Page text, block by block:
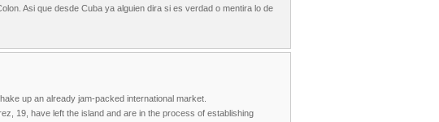
Asi que desde Cuba ya alguien dira si es verdad o mentira lo de
up an already jam-packed international market.
19, have left the island and are in the process of establishing